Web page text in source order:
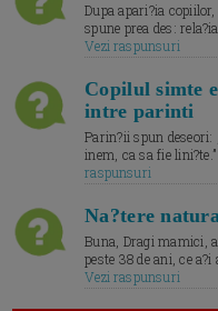
Dupa apari?ia
spune prea des:
Vezi raspunsuri
Copilul simte
intre parinti
Parin?ii spun deseori:
inem, ca sa fie
raspunsuri
Na?tere
Buna, Dragi mamici,
peste 38 de ani, ce
Vezi raspunsuri